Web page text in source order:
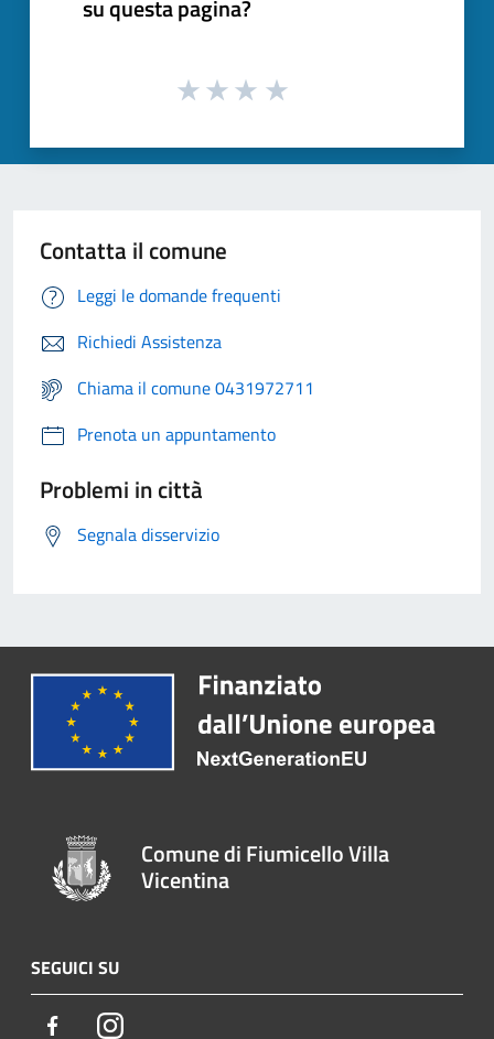
su questa pagina?
Contatta il comune
Leggi le domande frequenti
Richiedi Assistenza
Chiama il comune 0431972711
Prenota un appuntamento
Problemi in città
Segnala disservizio
Comune di Fiumicello Villa
Vicentina
SEGUICI SU
FacebookInstagram